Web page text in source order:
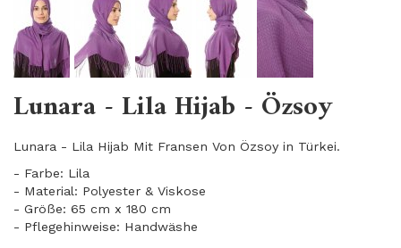
Lunara - Lila Hijab - Özsoy
Lunara - Lila Hijab Mit Fransen Von Özsoy in Türkei.
- Farbe: Lila
- Material: Polyester & Viskose
- Größe: 65 cm x 180 cm
- Pflegehinweise: Handwäshe